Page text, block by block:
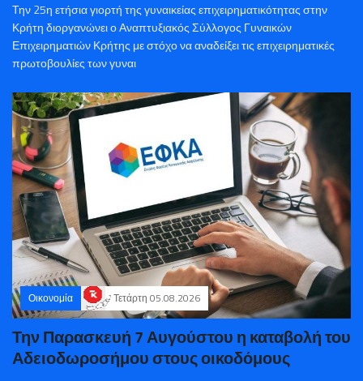
Την 25η ετήσια γιορτή της γυναικείας επιχειρηματικότητας στην
Κρήτη διοργανώνει ο Αναπτυξιακός Σύλλογος Γυναικών
Επιχειρηματιών Κρήτης με στόχο να αναδείξει τις επιχειρηματικές
πρωτοβουλίες των γυναι
Οικονομία Τετάρτη 05.08.2026
Την Παρασκευή 7 Αυγούστου η καταβολή του
Αδειοδωροσήμου στους οικοδόμους